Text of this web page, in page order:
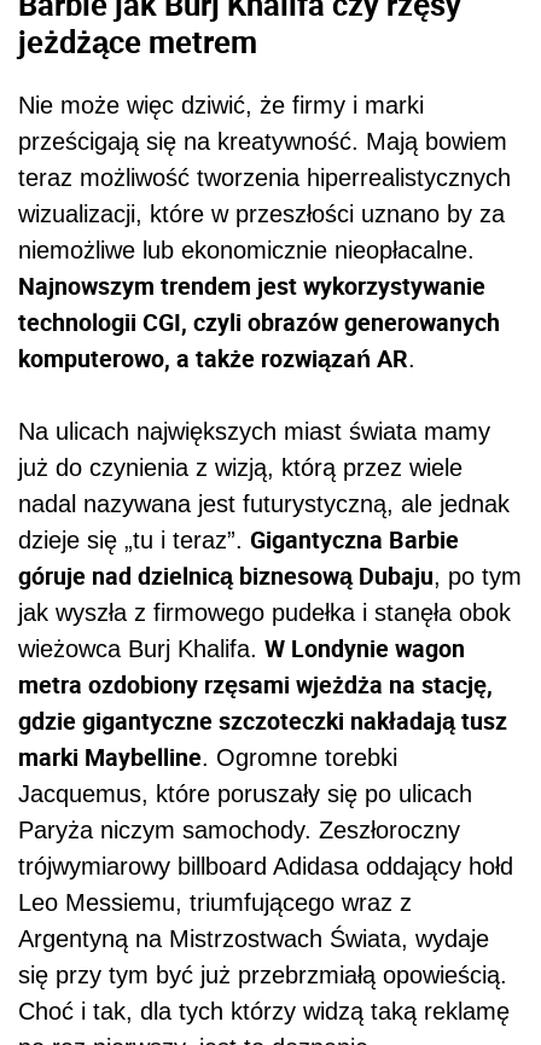
jeżdżące metrem
Nie może więc dziwić, że firmy i marki
prześcigają się na kreatywność. Mają bowiem
teraz możliwość tworzenia hiperrealistycznych
wizualizacji, które w przeszłości uznano by za
niemożliwe lub ekonomicznie nieopłacalne.
Najnowszym trendem jest wykorzystywanie
technologii CGI, czyli obrazów generowanych
komputerowo, a także rozwiązań AR.
Na ulicach największych miast świata mamy
już do czynienia z wizją, którą przez wiele
nadal nazywana jest futurystyczną, ale jednak
dzieje się „tu i teraz”. Gigantyczna Barbie
góruje nad dzielnicą biznesową Dubaju, po tym
jak wyszła z firmowego pudełka i stanęła obok
wieżowca Burj Khalifa. W Londynie wagon
metra ozdobiony rzęsami wjeżdża na stację,
gdzie gigantyczne szczoteczki nakładają tusz
marki Maybelline. Ogromne torebki
Jacquemus, które poruszały się po ulicach
Paryża niczym samochody. Zeszłoroczny
trójwymiarowy billboard Adidasa oddający hołd
Leo Messiemu, triumfującego wraz z
Argentyną na Mistrzostwach Świata, wydaje
się przy tym być już przebrzmiałą opowieścią.
Choć i tak, dla tych którzy widzą taką reklamę